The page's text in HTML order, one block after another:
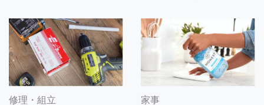
修理・組立 家事